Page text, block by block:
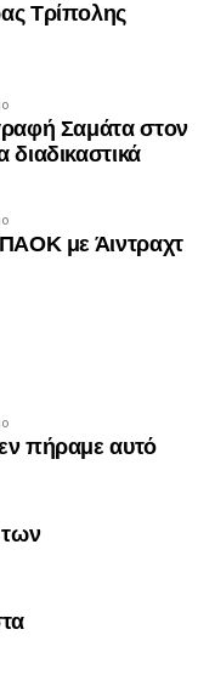
Τρίπολης
Σαμάτα στον
με Άιντραχτ
πήραμε αυτό
των